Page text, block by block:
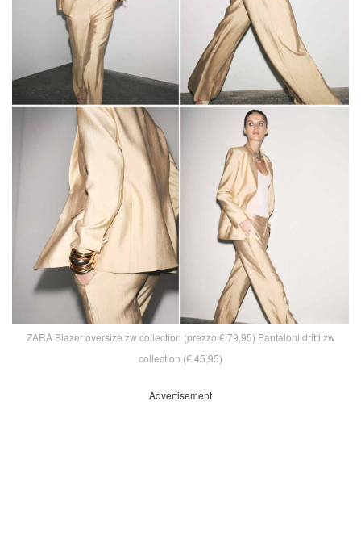
ZARA Blazer oversize zw collection (prezzo € 79,95) Pantaloni dritti zw
collection (€ 45,95)
Advertisement